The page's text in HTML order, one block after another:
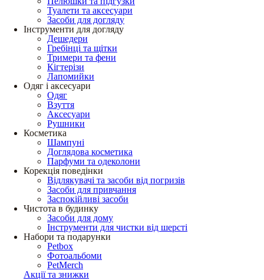
Туалети та аксесуари
Засоби для догляду
Інструменти для догляду
Дешедери
Гребінці та щітки
Тримери та фени
Кігтерізи
Лапомийки
Одяг і аксесуари
Одяг
Взуття
Аксесуари
Рушники
Косметика
Шампуні
Доглядова косметика
Парфуми та одеколони
Корекція поведінки
Відлякувачі та засоби від погризів
Засоби для привчання
Заспокійливі засоби
Чистота в будинку
Засоби для дому
Інструменти для чистки від шерсті
Набори та подарунки
Petbox
Фотоальбоми
PetMerch
Акції та знижки